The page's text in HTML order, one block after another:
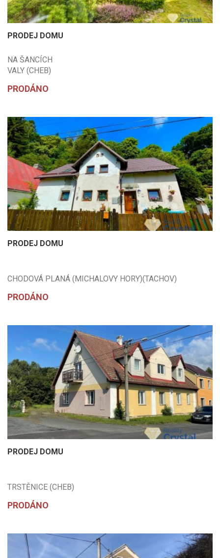
PRODEJ DOMU
NA ŠANCÍCH
VALY (CHEB)
PRODÁNO
PRODEJ DOMU
CHODOVÁ PLANÁ (MICHALOVY HORY)(TACHOV)
PRODÁNO
PRODEJ DOMU
TRSTĚNICE (CHEB)
PRODÁNO